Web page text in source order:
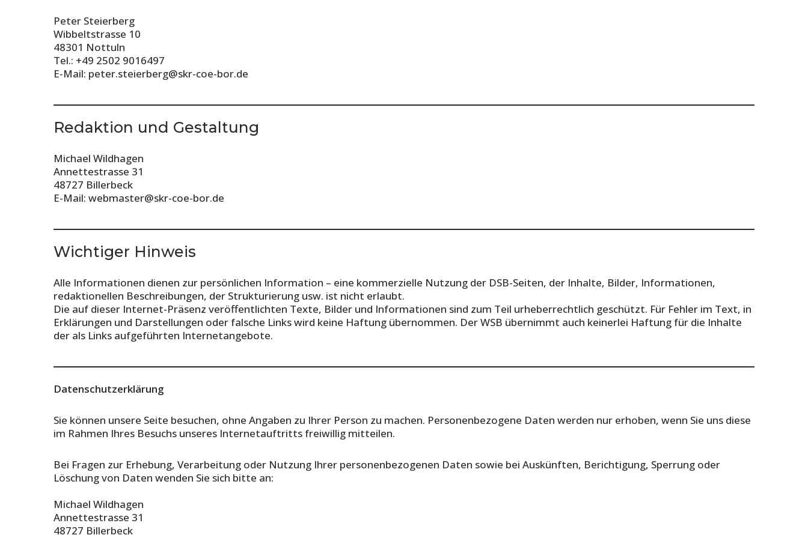
Peter Steierberg
Wibbeltstrasse 10
48301 Nottuln
Tel.: +49 2502 9016497
E-Mail: peter.steierberg@skr-coe-bor.de
Redaktion und Gestaltung
Michael Wildhagen
Annettestrasse 31
48727 Billerbeck
E-Mail: webmaster@skr-coe-bor.de
Wichtiger Hinweis
Alle Informationen dienen zur persönlichen Information – eine kommerzielle Nutzung der DSB-Seiten, der Inhalte, Bilder, Informationen,
redaktionellen Beschreibungen, der Strukturierung usw. ist nicht erlaubt.
Die auf dieser Internet-Präsenz veröffentlichten Texte, Bilder und Informationen sind zum Teil urheberrechtlich geschützt. Für Fehler im Text, in
Erklärungen und Darstellungen oder falsche Links wird keine Haftung übernommen. Der WSB übernimmt auch keinerlei Haftung für die Inhalte
der als Links aufgeführten Internetangebote.
Datenschutzerklärung
Sie können unsere Seite besuchen, ohne Angaben zu Ihrer Person zu machen. Personenbezogene Daten werden nur erhoben, wenn Sie uns diese
im Rahmen Ihres Besuchs unseres Internetauftritts freiwillig mitteilen.
Bei Fragen zur Erhebung, Verarbeitung oder Nutzung Ihrer personenbezogenen Daten sowie bei Auskünften, Berichtigung, Sperrung oder
Löschung von Daten wenden Sie sich bitte an:
Michael Wildhagen
Annettestrasse 31
48727 Billerbeck